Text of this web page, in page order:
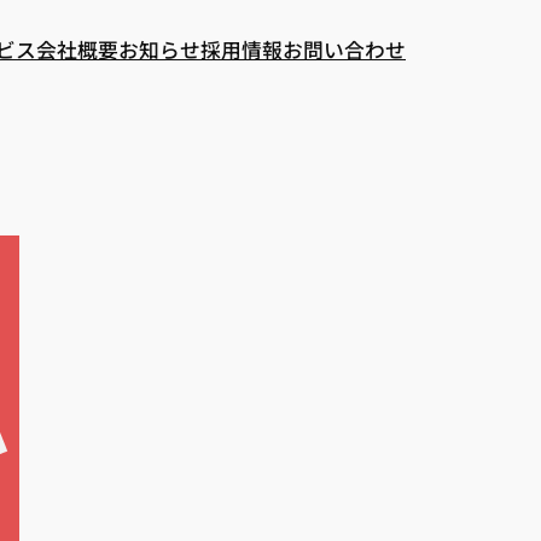
ス会社概要お知らせ採用情報お問い合わせ